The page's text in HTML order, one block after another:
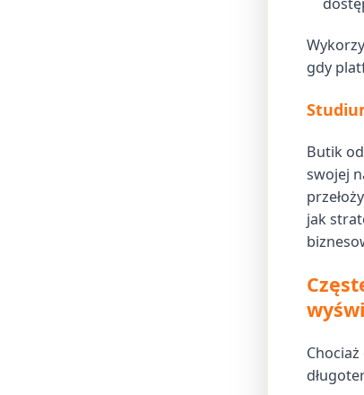
gdy
Butik
swojej
jak